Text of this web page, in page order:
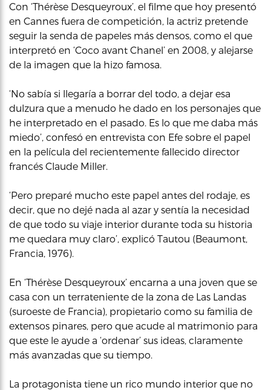
Con ‘Thérèse Desqueyroux’, el filme que hoy presentó
en Cannes fuera de competición, la actriz pretende
seguir la senda de papeles más densos, como el que
interpretó en ‘Coco avant Chanel’ en 2008, y alejarse
de la imagen que la hizo famosa.
‘No sabía si llegaría a borrar del todo, a dejar esa
dulzura que a menudo he dado en los personajes que
he interpretado en el pasado. Es lo que me daba más
miedo’, confesó en entrevista con Efe sobre el papel
en la película del recientemente fallecido director
francés Claude Miller.
‘Pero preparé mucho este papel antes del rodaje, es
decir, que no dejé nada al azar y sentía la necesidad
de que todo su viaje interior durante toda su historia
me quedara muy claro’, explicó Tautou (Beaumont,
Francia, 1976).
En ‘Thérèse Desqueyroux’ encarna a una joven que se
casa con un terrateniente de la zona de Las Landas
(suroeste de Francia), propietario como su familia de
extensos pinares, pero que acude al matrimonio para
que este le ayude a ‘ordenar’ sus ideas, claramente
más avanzadas que su tiempo.
La protagonista tiene un rico mundo interior que no